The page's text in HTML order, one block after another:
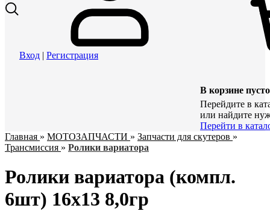
Вход | Регистрация
В корзине пусто
Перейдите в
или найдите
Перейти в
Главная » МОТОЗАПЧАСТИ » Запчасти для скутеров »
Трансмиссия » Ролики вариатора
Ролики вариатора (компл.
6шт) 16x13 8,0гр